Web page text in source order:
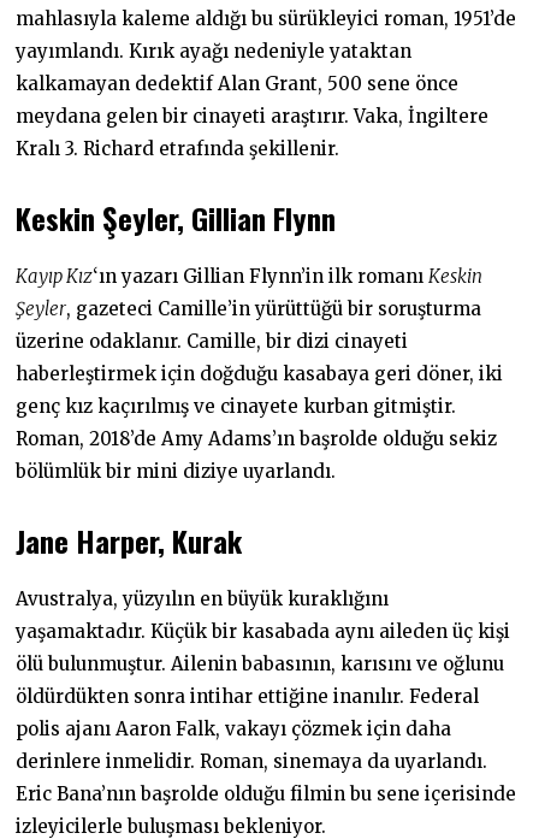
mahlasıyla kaleme aldığı bu sürükleyici roman, 1951’de
yayımlandı. Kırık ayağı nedeniyle yataktan
kalkamayan dedektif Alan Grant, 500 sene önce
meydana gelen bir cinayeti araştırır. Vaka, İngiltere
Kralı 3. Richard etrafında şekillenir.
Keskin Şeyler, Gillian Flynn
Kayıp Kız‘ın yazarı Gillian Flynn’in ilk romanıKeskin
Şeyler, gazeteci Camille’in yürüttüğü bir soruşturma
üzerine odaklanır. Camille, bir dizi cinayeti
haberleştirmek için doğduğu kasabaya geri döner, iki
genç kız kaçırılmış ve cinayete kurban gitmiştir.
Roman, 2018’de Amy Adams’ın başrolde olduğu sekiz
bölümlük bir mini diziye uyarlandı.
Jane Harper, Kurak
Avustralya, yüzyılın en büyük kuraklığını
yaşamaktadır. Küçük bir kasabada aynı aileden üç kişi
ölü bulunmuştur. Ailenin babasının, karısını ve oğlunu
öldürdükten sonra intihar ettiğine inanılır. Federal
polis ajanı Aaron Falk, vakayı çözmek için daha
derinlere inmelidir. Roman, sinemaya da uyarlandı.
Eric Bana’nın başrolde olduğu filmin bu sene içerisinde
izleyicilerle buluşması bekleniyor.